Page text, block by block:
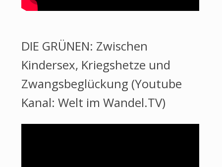
DIE GRÜNEN: Zwischen
Kindersex, Kriegshetze und
Zwangsbeglückung (Youtube
Kanal: Welt im Wandel.TV)